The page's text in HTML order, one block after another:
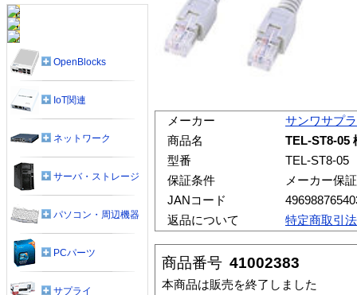
メーカー
サンワサプ
商品名
TEL-ST8-05
型番
TEL-ST8-05
保証条件
メーカー保証
JANコード
返品について
特定商取引
商品番号 41002383
本商品は販売を終了しました
OpenBlocks
IoT関連
ネットワーク
サーバ・ストレージ
パソコン・周辺機器
PCパーツ
サプライ